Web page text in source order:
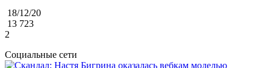
18/12/20
13 723
2
Социальные сети